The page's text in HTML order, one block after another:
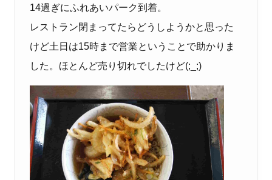
14過ぎにふれあいパーク到着。
レストラン閉まってたらどうしようかと思った
けど土日は15時まで営業ということで助かりま
した。ほとんど売り切れでしたけど(;_;)